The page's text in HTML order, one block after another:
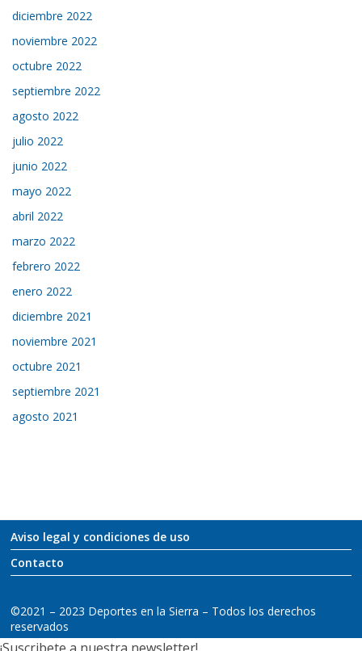
diciembre 2022
noviembre 2022
octubre 2022
septiembre 2022
agosto 2022
julio 2022
junio 2022
mayo 2022
abril 2022
marzo 2022
febrero 2022
enero 2022
diciembre 2021
noviembre 2021
octubre 2021
septiembre 2021
agosto 2021
Aviso legal y condiciones de uso
Contacto
©2021 – 2023 Deportes en la Sierra – Todos los derechos
reservados